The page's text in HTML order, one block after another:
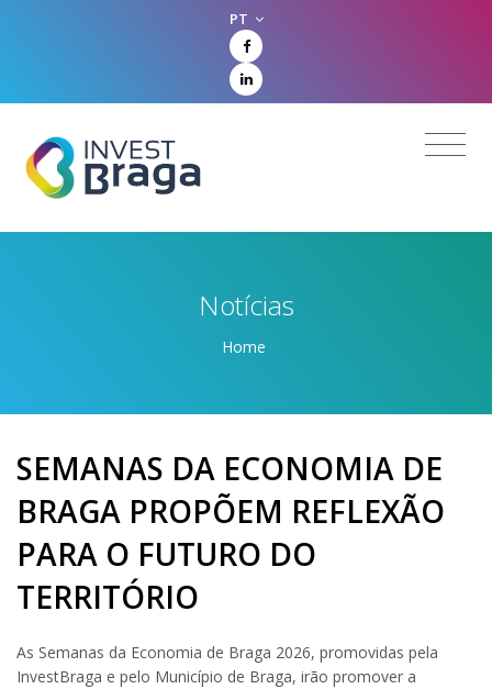
PT
Notícias
Home
SEMANAS DA ECONOMIA DE
BRAGA PROPÕEM REFLEXÃO
PARA O FUTURO DO
TERRITÓRIO
As Semanas da Economia de Braga 2026, promovidas pela
InvestBraga e pelo Município de Braga, irão promover a